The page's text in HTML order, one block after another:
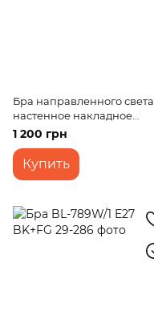
Бра направленного света
настенное накладное
барокко BKL-038W/1
1 200 грн
Купить